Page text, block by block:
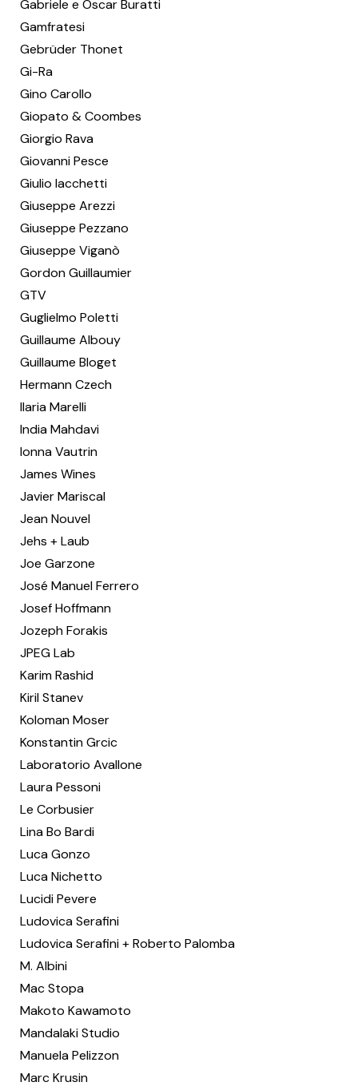
Gabriele e Oscar Buratti
Gamfratesi
Gebrüder Thonet
Gi-Ra
Gino Carollo
Giopato & Coombes
Giorgio Rava
Giovanni Pesce
Giulio Iacchetti
Giuseppe Arezzi
Giuseppe Pezzano
Giuseppe Viganò
Gordon Guillaumier
GTV
Guglielmo Poletti
Guillaume Albouy
Guillaume Bloget
Hermann Czech
Ilaria Marelli
India Mahdavi
Ionna Vautrin
James Wines
Javier Mariscal
Jean Nouvel
Jehs + Laub
Joe Garzone
José Manuel Ferrero
Josef Hoffmann
Jozeph Forakis
JPEG Lab
Karim Rashid
Kiril Stanev
Koloman Moser
Konstantin Grcic
Laboratorio Avallone
Laura Pessoni
Le Corbusier
Lina Bo Bardi
Luca Gonzo
Luca Nichetto
Lucidi Pevere
Ludovica Serafini
Ludovica Serafini + Roberto Palomba
M. Albini
Mac Stopa
Makoto Kawamoto
Mandalaki Studio
Manuela Pelizzon
Marc Krusin